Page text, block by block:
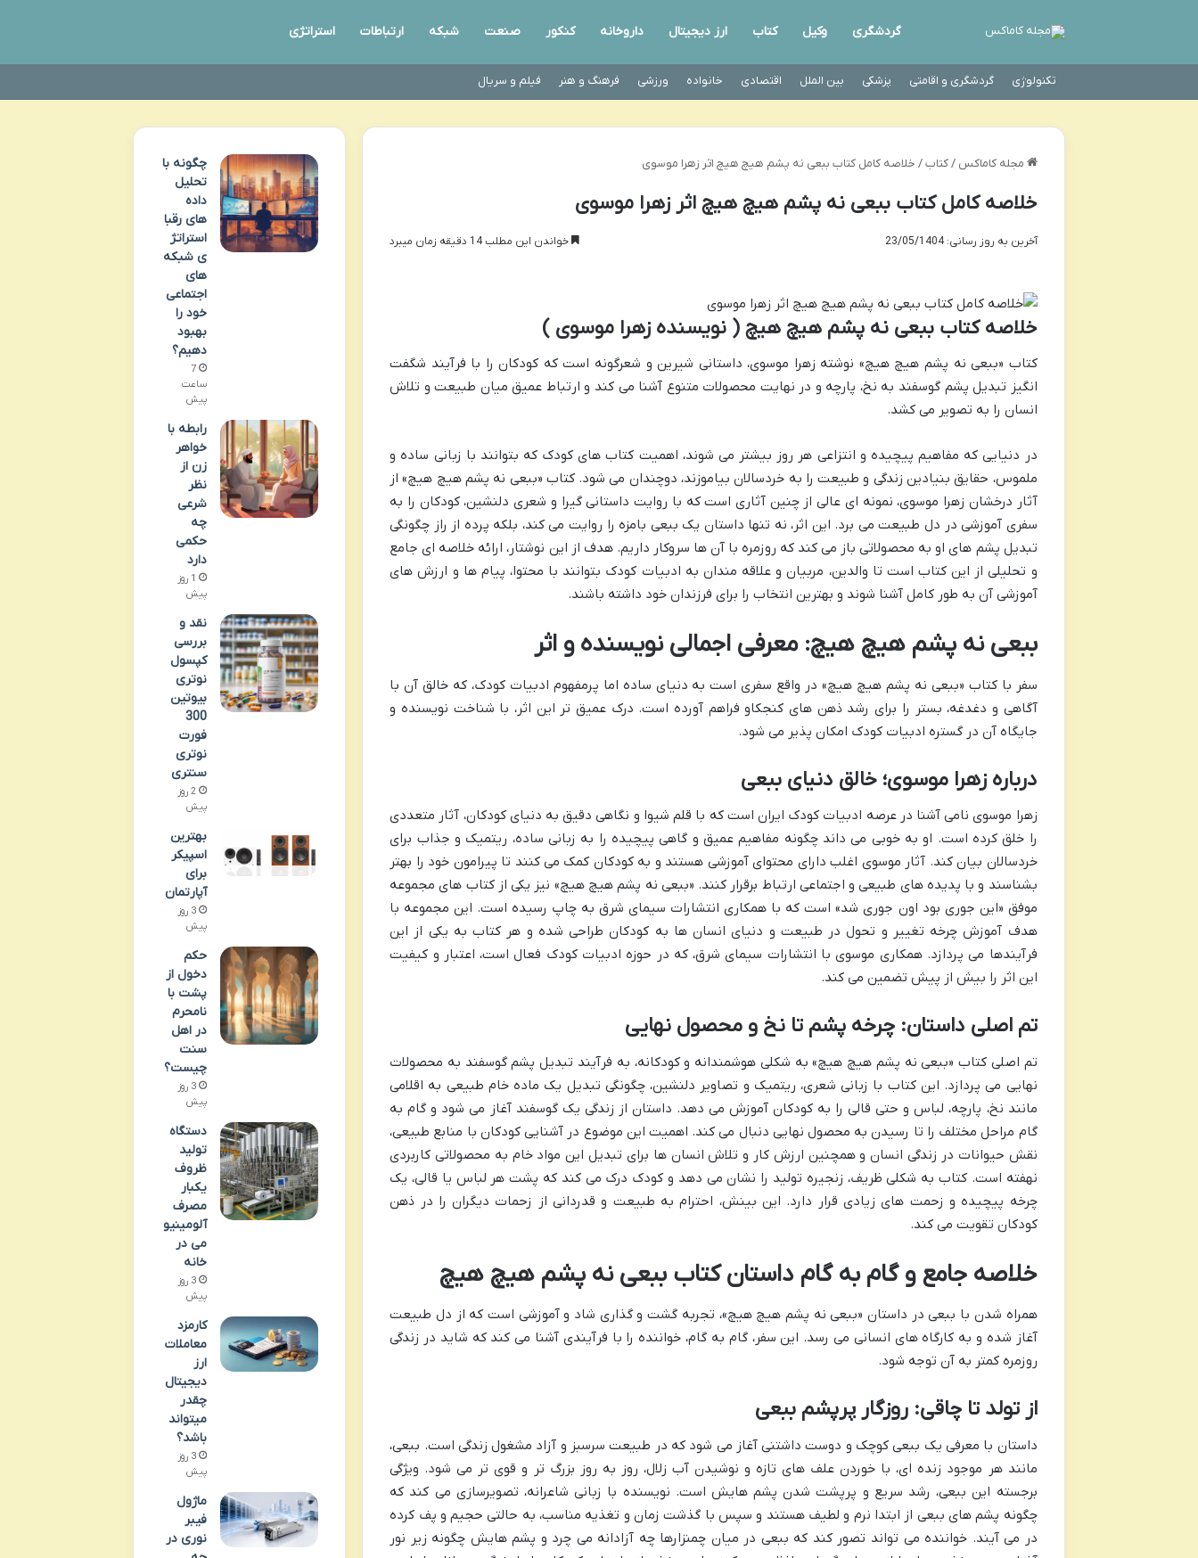
گردشگری وکیل کتاب ارز دیجیتال داروخانه کنکور صنعت شبکه ارتباطات استراتژی
تکنولوژی گردشگری و اقامتی پزشکی بین الملل اقتصادی خانواده ورزشی فرهنگ و هنر فیلم و سریال
مجله کاماکس / کتاب / خلاصه کامل کتاب ببعی نه پشم هیچ هیچ اثر زهرا موسوی
خلاصه کامل کتاب ببعی نه پشم هیچ هیچ اثر زهرا موسوی
آخرین به روز رسانی: 23/05/1404 خواندن این مطلب 14 دقیقه زمان میبرد
خلاصه کتاب ببعی نه پشم هیچ هیچ ( نویسنده زهرا موسوی )
کتاب «ببعی نه پشم هیچ هیچ» نوشته زهرا موسوی، داستانی شیرین و شعرگونه است که کودکان را با فرآیند شگفت
انگیز تبدیل پشم گوسفند به نخ، پارچه و در نهایت محصولات متنوع آشنا می کند و ارتباط عمیق میان طبیعت و تلاش
انسان را به تصویر می کشد.
در دنیایی که مفاهیم پیچیده و انتزاعی هر روز بیشتر می شوند، اهمیت کتاب های کودک که بتوانند با زبانی ساده و
ملموس، حقایق بنیادین زندگی و طبیعت را به خردسالان بیاموزند، دوچندان می شود. کتاب «ببعی نه پشم هیچ هیچ» از
آثار درخشان زهرا موسوی، نمونه ای عالی از چنین آثاری است که با روایت داستانی گیرا و شعری دلنشین، کودکان را به
سفری آموزشی در دل طبیعت می برد. این اثر، نه تنها داستان یک ببعی بامزه را روایت می کند، بلکه پرده از راز چگونگی
تبدیل پشم های او به محصولاتی باز می کند که روزمره با آن ها سروکار داریم. هدف از این نوشتار، ارائه خلاصه ای جامع
و تحلیلی از این کتاب است تا والدین، مربیان و علاقه مندان به ادبیات کودک بتوانند با محتوا، پیام ها و ارزش های
آموزشی آن به طور کامل آشنا شوند و بهترین انتخاب را برای فرزندان خود داشته باشند.
ببعی نه پشم هیچ هیچ: معرفی اجمالی نویسنده و اثر
سفر با کتاب «ببعی نه پشم هیچ هیچ» در واقع سفری است به دنیای ساده اما پرمفهوم ادبیات کودک، که خالق آن با
آگاهی و دغدغه، بستر را برای رشد ذهن های کنجکاو فراهم آورده است. درک عمیق تر این اثر، با شناخت نویسنده و
جایگاه آن در گستره ادبیات کودک امکان پذیر می شود.
درباره زهرا موسوی؛ خالق دنیای ببعی
زهرا موسوی نامی آشنا در عرصه ادبیات کودک ایران است که با قلم شیوا و نگاهی دقیق به دنیای کودکان، آثار متعددی
را خلق کرده است. او به خوبی می داند چگونه مفاهیم عمیق و گاهی پیچیده را به زبانی ساده، ریتمیک و جذاب برای
خردسالان بیان کند. آثار موسوی اغلب دارای محتوای آموزشی هستند و به کودکان کمک می کنند تا پیرامون خود را بهتر
بشناسند و با پدیده های طبیعی و اجتماعی ارتباط برقرار کنند. «ببعی نه پشم هیچ هیچ» نیز یکی از کتاب های مجموعه
موفق «این جوری بود اون جوری شد» است که با همکاری انتشارات سیمای شرق به چاپ رسیده است. این مجموعه با
هدف آموزش چرخه تغییر و تحول در طبیعت و دنیای انسان ها به کودکان طراحی شده و هر کتاب به یکی از این
فرآیندها می پردازد. همکاری موسوی با انتشارات سیمای شرق، که در حوزه ادبیات کودک فعال است، اعتبار و کیفیت
این اثر را بیش از پیش تضمین می کند.
تم اصلی داستان: چرخه پشم تا نخ و محصول نهایی
تم اصلی کتاب «ببعی نه پشم هیچ هیچ» به شکلی هوشمندانه و کودکانه، به فرآیند تبدیل پشم گوسفند به محصولات
نهایی می پردازد. این کتاب با زبانی شعری، ریتمیک و تصاویر دلنشین، چگونگی تبدیل یک ماده خام طبیعی به اقلامی
مانند نخ، پارچه، لباس و حتی قالی را به کودکان آموزش می دهد. داستان از زندگی یک گوسفند آغاز می شود و گام به
گام مراحل مختلف را تا رسیدن به محصول نهایی دنبال می کند. اهمیت این موضوع در آشنایی کودکان با منابع طبیعی،
نقش حیوانات در زندگی انسان و همچنین ارزش کار و تلاش انسان ها برای تبدیل این مواد خام به محصولاتی کاربردی
نهفته است. کتاب به شکلی ظریف، زنجیره تولید را نشان می دهد و کودک درک می کند که پشت هر لباس یا قالی، یک
چرخه پیچیده و زحمت های زیادی قرار دارد. این بینش، احترام به طبیعت و قدردانی از زحمات دیگران را در ذهن
کودکان تقویت می کند.
خلاصه جامع و گام به گام داستان کتاب ببعی نه پشم هیچ هیچ
همراه شدن با ببعی در داستان «ببعی نه پشم هیچ هیچ»، تجربه گشت و گذاری شاد و آموزشی است که از دل طبیعت
آغاز شده و به کارگاه های انسانی می رسد. این سفر، گام به گام، خواننده را با فرآیندی آشنا می کند که شاید در زندگی
روزمره کمتر به آن توجه شود.
از تولد تا چاقی: روزگار پرپشم ببعی
داستان با معرفی یک ببعی کوچک و دوست داشتنی آغاز می شود که در طبیعت سرسبز و آزاد مشغول زندگی است. ببعی،
مانند هر موجود زنده ای، با خوردن علف های تازه و نوشیدن آب زلال، روز به روز بزرگ تر و قوی تر می شود. ویژگی
برجسته این ببعی، رشد سریع و پرپشت شدن پشم هایش است. نویسنده با زبانی شاعرانه، تصویرسازی می کند که
چگونه پشم های ببعی از ابتدا نرم و لطیف هستند و سپس با گذشت زمان و تغذیه مناسب، به حالتی حجیم و پف کرده
در می آیند. خواننده می تواند تصور کند که ببعی در میان چمنزارها چه آزادانه می چرد و پشم هایش چگونه زیر نور
چگونه با
تحلیل
داده
های رقبا
استراتژ
ی شبکه
های
اجتماعی
خود را
بهبود
دهیم؟
7
ساعت
پیش
رابطه با
خواهر
زن از
نظر
شرعی
چه
حکمی
دارد
1 روز
پیش
نقد و
بررسی
کپسول
نوتری
بیوتین
300
فورت
نوتری
سنتری
2 روز
پیش
بهترین
اسپیکر
برای
آپارتمان
3 روز
پیش
حکم
دخول از
پشت با
نامحرم
در اهل
سنت
چیست؟
3 روز
پیش
دستگاه
تولید
ظروف
یکبار
مصرف
آلومینیو
می در
خانه
3 روز
پیش
کارمزد
معاملات
ارز
دیجیتال
چقدر
میتواند
باشد؟
3 روز
پیش
ماژول
فیبر
نوری در